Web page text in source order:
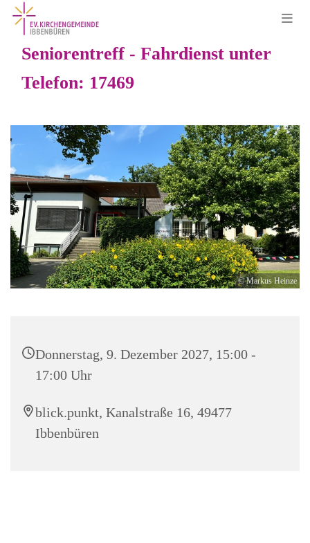
Seniorentreff - Fahrdienst unter
Telefon: 17469
© Markus Heinze
Donnerstag, 9. Dezember 2027, 15:00 -
17:00 Uhr
blick.punkt, Kanalstraße 16, 49477
Ibbenbüren